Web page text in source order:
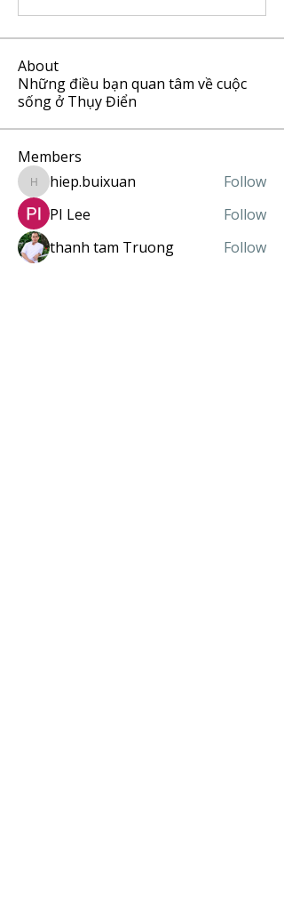
About
Những điều bạn quan tâm về cuộc
sống ở Thụy Điển
Members
hiep.buixuan
hiep.buixuan
Follow
PI Lee
Follow
thanh tam Truong
Follow